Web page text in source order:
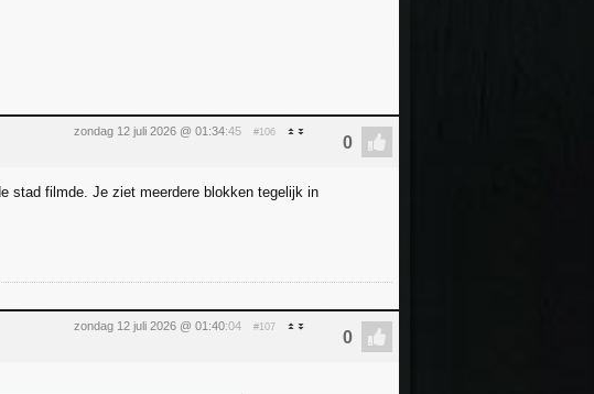
zondag 12 juli 2026 @ 01:34:45 #106
stad filmde. Je ziet meerdere blokken tegelijk in
zondag 12 juli 2026 @ 01:40:04 #107